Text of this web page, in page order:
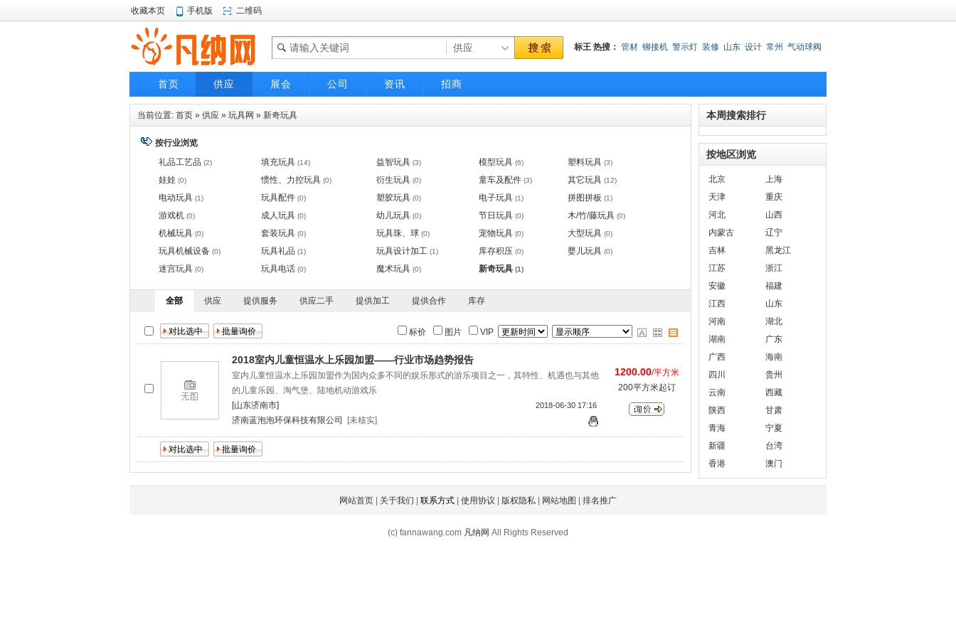
收藏本页 手机版 二维码
标王 热搜： 管材 铆接机 警示灯 装修 山东 设计 常州 气动球阀
首页 供应 展会 公司 资讯 招商
当前位置: 首页 » 供应 » 玩具网 » 新奇玩具
按行业浏览
礼品工艺品 (2) 填充玩具 (14) 益智玩具 (3) 模型玩具 (6) 塑料玩具 (3)
娃娃 (0) 惯性、力控玩具 (0) 衍生玩具 (0) 童车及配件 (3) 其它玩具 (12)
电动玩具 (1) 玩具配件 (0) 塑胶玩具 (0) 电子玩具 (1) 拼图拼板 (1)
游戏机 (0) 成人玩具 (0) 幼儿玩具 (0) 节日玩具 (0) 木/竹/藤玩具 (0)
机械玩具 (0) 套装玩具 (0) 玩具珠、球 (0) 宠物玩具 (0) 大型玩具 (0)
玩具机械设备 (0) 玩具礼品 (1) 玩具设计加工 (1) 库存积压 (0) 婴儿玩具 (0)
迷宫玩具 (0) 玩具电话 (0) 魔术玩具 (0) 新奇玩具 (1)
全部 供应 提供服务 供应二手 提供加工 提供合作 库存
标价 图片 VIP
2018室内儿童恒温水上乐园加盟——行业市场趋势报告
室内儿童恒温水上乐园加盟作为国内众多不同的娱乐形式的游乐项目之一，其特性、机遇也与其他
的儿童乐园、淘气堡、陆地机动游戏乐
2018-06-30 17:16
[山东济南市]
济南蓝泡泡环保科技有限公司
[未核实]
1200.00/平方米
200平方米起订
本周搜索排行
按地区浏览
北京
上海
天津
重庆
河北
山西
内蒙古
辽宁
吉林
黑龙江
江苏
浙江
安徽
福建
江西
山东
河南
湖北
湖南
广东
广西
海南
四川
贵州
云南
西藏
陕西
甘肃
青海
宁夏
新疆
台湾
香港
澳门
网站首页 关于我们 联系方式 使用协议 版权隐私 网站地图 排名推广
(c) fannawang.com 凡纳网 All Rights Reserved